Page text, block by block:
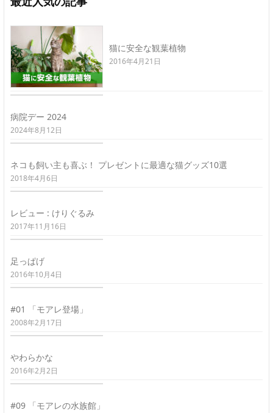
猫に安全な観葉植物
2016年4月21日
病院デー 2024
2024年8月12日
ネコも飼い主も喜ぶ！ プレゼントに最適な猫グッズ10選
2018年4月6日
レビュー : けりぐるみ
2017年11月16日
足っぱげ
2016年10月4日
#01 「モアレ登場」
2008年2月17日
やわらかな
2016年2月2日
#09 「モアレの水族館」